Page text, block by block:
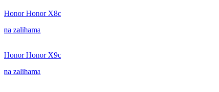
Honor Honor X8c
na zalihama
Honor Honor X9c
na zalihama